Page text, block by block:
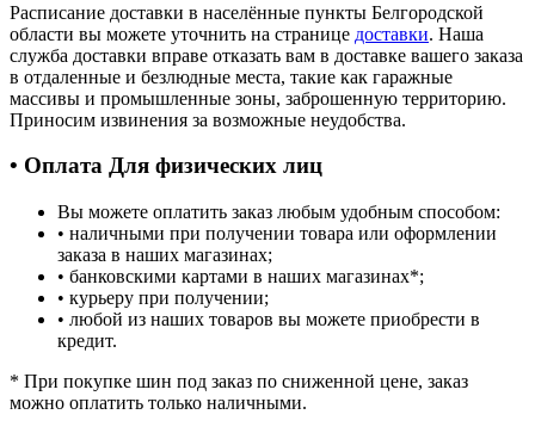
Расписание доставки в населённые пункты Белгородской
области вы можете уточнить на странице доставки. Наша
служба доставки вправе отказать вам в доставке вашего заказа
в отдаленные и безлюдные места, такие как гаражные
массивы и промышленные зоны, заброшенную территорию.
Приносим извинения за возможные неудобства.
• Оплата Для физических лиц
Вы можете оплатить заказ любым удобным способом:
• наличными при получении товара или оформлении
заказа в наших магазинах;
• банковскими картами в наших магазинах*;
• курьеру при получении;
• любой из наших товаров вы можете приобрести в
кредит.
* При покупке шин под заказ по сниженной цене, заказ
можно оплатить только наличными.